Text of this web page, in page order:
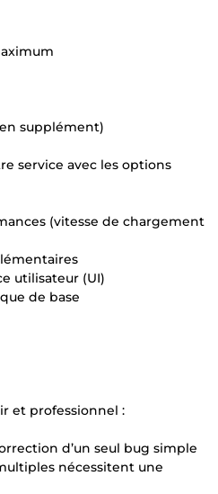
supplément)
service avec les options
(vitesse de chargement
utilisateur (UI)
de base
et professionnel :
d’un seul bug simple
nécessitent une